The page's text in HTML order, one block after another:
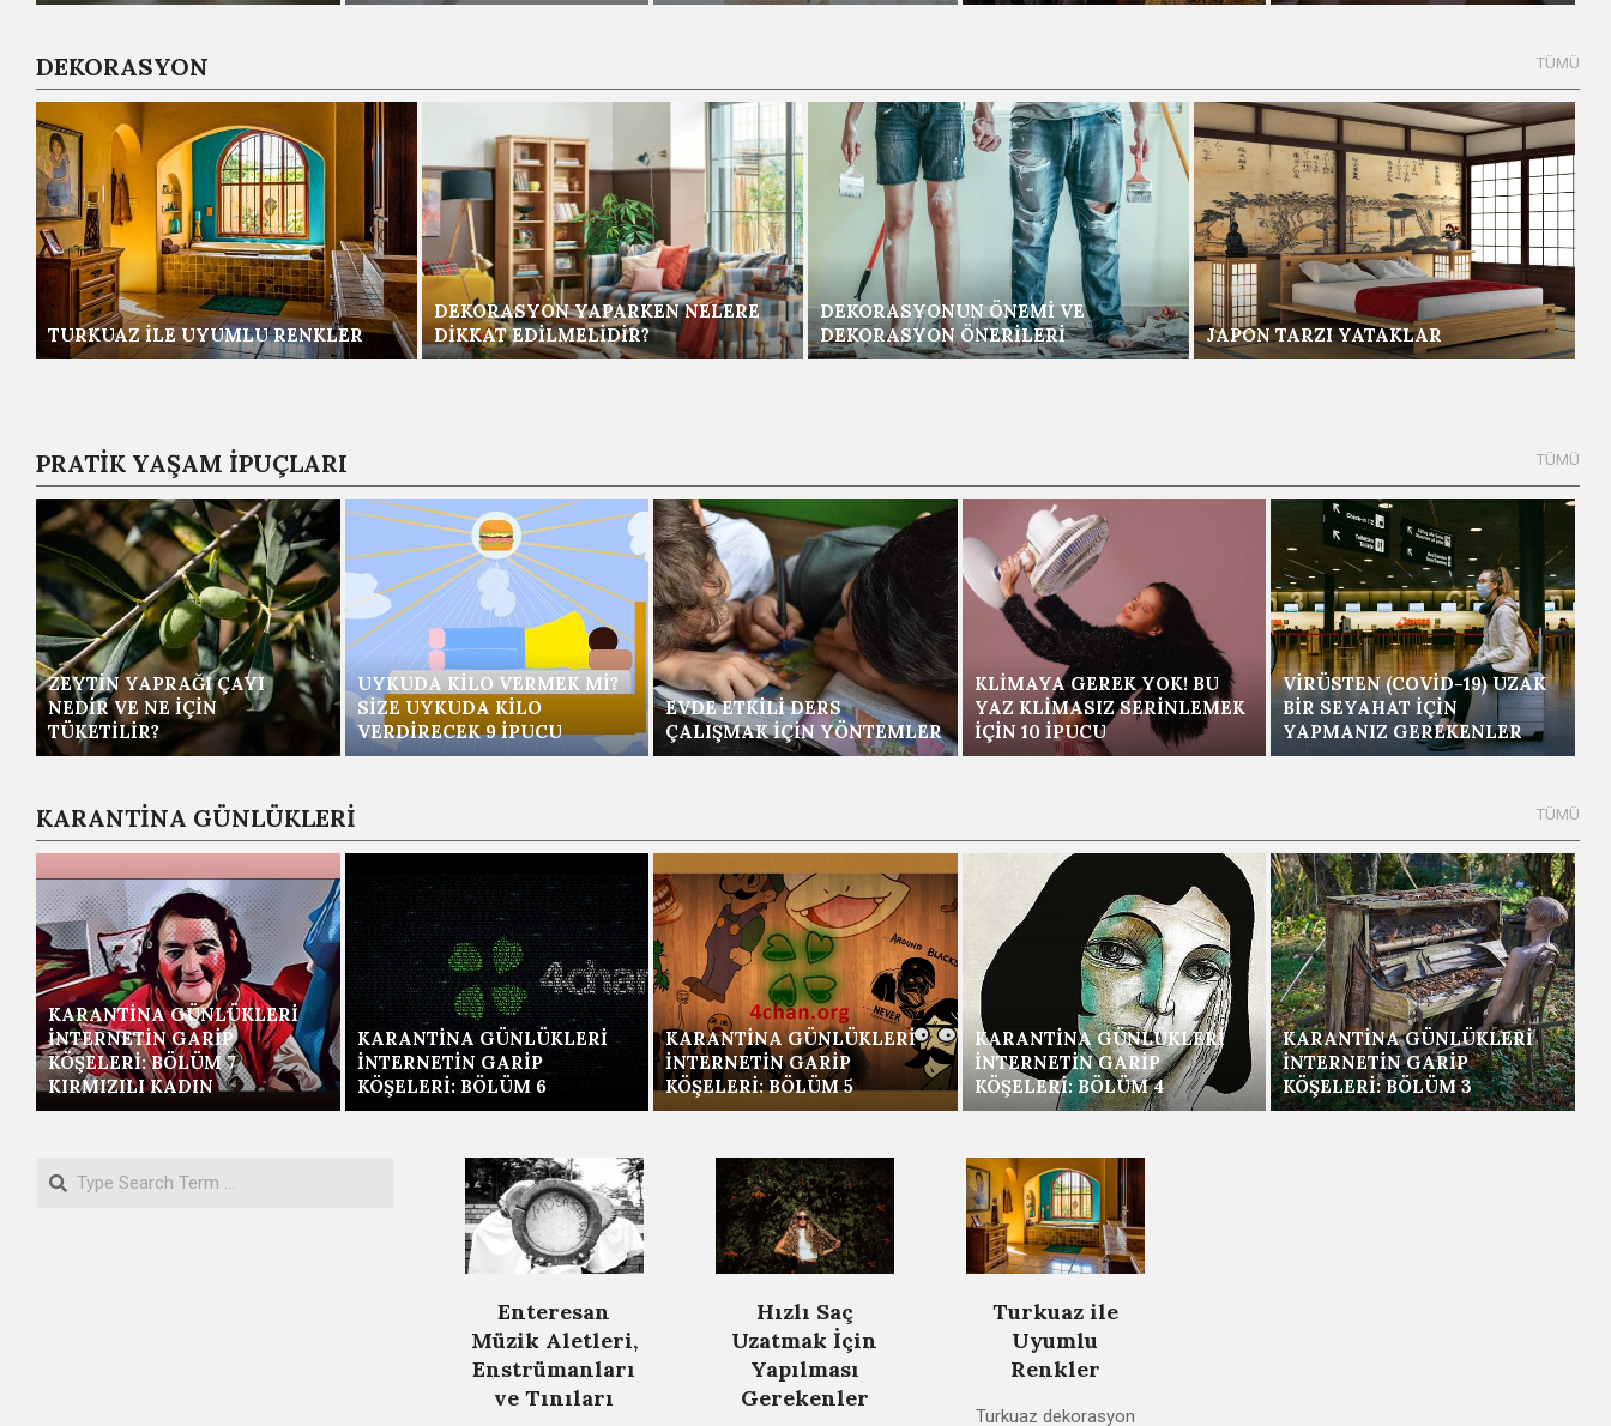
DEKORASYON
TURKUAZ ILE UYUMLU RENKLER
DEKORASYON YAPARKEN NELERE
DIKKAT EDILMELIDIR?
DEKORASYONUN ÖNEMI VE
DEKORASYON ÖNERILERI
JAPON TARZI YATAKLAR
PRATİK YAŞAM İPUÇLARI
ZEYTIN YAPRAĞI ÇAYI
NEDIR VE NE İÇIN
TÜKETILIR?
UYKUDA KILO VERMEK MI?
SIZE UYKUDA KILO
VERDIRECEK 9 İPUCU
EVDE ETKILI DERS
ÇALIŞMAK İÇIN YÖNTEMLER
KLIMAYA GEREK YOK! BU
YAZ KLIMASIZ SERINLEMEK
İÇIN 10 İPUCU
VIRÜSTEN (COVID-19) UZAK
BIR SEYAHAT İÇIN
YAPMANIZ GEREKENLER
KARANTİNA GÜNLÜKLERİ
KARANTINA GÜNLÜKLERI
İNTERNETIN GARIP
KÖŞELERI: BÖLÜM 7
KIRMIZILI KADIN
KARANTINA GÜNLÜKLERI
İNTERNETIN GARIP
KÖŞELERI: BÖLÜM 6
KARANTINA GÜNLÜKLERI
İNTERNETIN GARIP
KÖŞELERI: BÖLÜM 5
KARANTINA GÜNLÜKLERI
İNTERNETIN GARIP
KÖŞELERI: BÖLÜM 4
KARANTINA GÜNLÜKLERI
İNTERNETIN GARIP
KÖŞELERI: BÖLÜM 3
Enteresan
Müzik Aletleri,
Enstrümanları
ve Tınıları
Hızlı Saç
Uzatmak İçin
Yapılması
Gerekenler
Turkuaz ile
Uyumlu
Renkler
Turkuaz dekorasyon